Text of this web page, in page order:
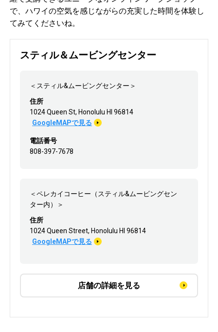
で、ハワイの空気を感じながらの充実した時間を体験し
てみてくださいね。
スティル＆ムービングセンター
＜スティル&ムービングセンター＞
住所
1024 Queen St, Honolulu HI 96814
GoogleMAPで見る
電話番号
808-397-7678
＜ペレカイコーヒー（スティル&ムービングセン
ター内）＞
住所
1024 Queen Street, Honolulu HI 96814
GoogleMAPで見る
店舗の詳細を見る